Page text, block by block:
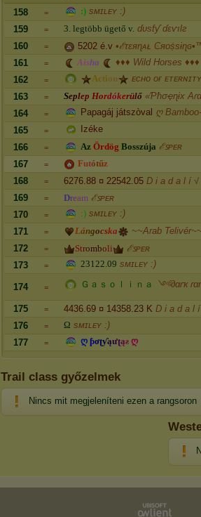
158
= :) sᴍɪʟᴇʏ :)
159
= 3. legtöbb ügető v. ɗυsƭƴ ɗɛⱱılƨ
160
= 5202 é.v •ℰτɛяɳᴀᴌ
161
= Aisha
♦♦♦ Wild Horses ♦♦♦
162
= Acti
ᴇᴄʜᴏ ᴏғ ᴇᴛᴇʀɴɪᴛʏ
163
= Seplep Hordókerülő «Ƥħσҿɳɨx
164
= Papagáj játszòval ღ
165
=
Izéke
166
= Az Ördög Bosszúja ℰꜱᴘᴇʀ
167
= Futótűz
168
= 6276.88 ¤ 22542.05 D i a d a l í √
169
= Dream ℰꜱᴘᴇʀ
170
= :) sᴍɪʟᴇʏ :)
171
= Lángocska
~~Arab
172
= Stromboli
ℰꜱᴘᴇʀ
173
= 23122.09 sᴍɪʟᴇʏ :)
174 = Ｇ ａ ｓ ｏ ｌ ｉ ｎ ａ ༺∂αɾҡ
175 = 4436.69 ¤ 14358.23 K D i a d a l
176
= Ω sᴍɪʟᴇʏ :)
177
= ღ ƥơʈƴąưʈąƨ ღ
Trail class győzelmek
Nincs mit megjeleníteni ezen a rangsoron